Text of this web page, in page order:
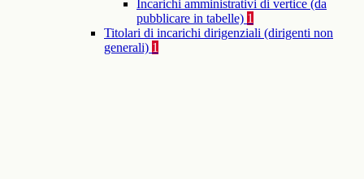
Incarichi amministrativi di vertice (da
pubblicare in tabelle) 1
Titolari di incarichi dirigenziali (dirigenti non
generali) 1